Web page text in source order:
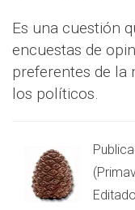
Es una cuestión
encuestas de
preferentes de la
los políticos.